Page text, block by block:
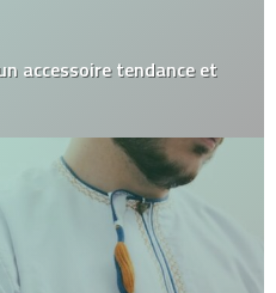
accessoire tendance et